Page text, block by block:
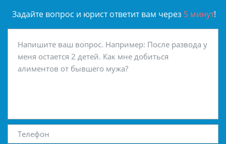
Задайте вопрос и юрист ответит вам через 5 минут!